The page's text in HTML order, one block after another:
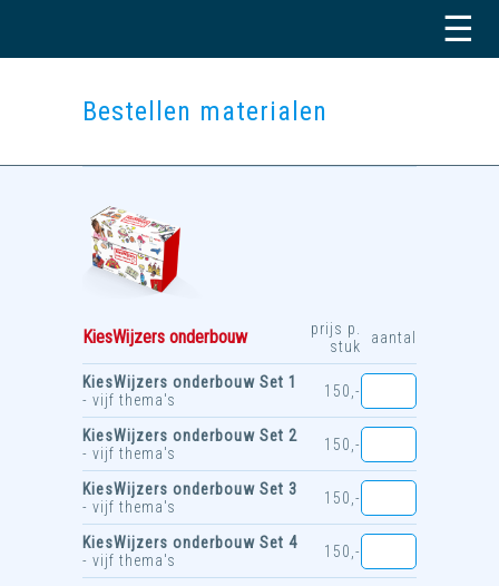
☰
Bestellen materialen
KiesWijzers onderbouw
prijs p.
stuk
aantal
KiesWijzers onderbouw Set 1
- vijf thema's
150,-
KiesWijzers onderbouw Set 2
- vijf thema's
150,-
KiesWijzers onderbouw Set 3
- vijf thema's
150,-
KiesWijzers onderbouw Set 4
- vijf thema's
150,-